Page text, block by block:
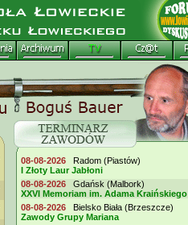
08-08-2026 Radom (Piastów)
I Złoty Laur Jabłoni
08-08-2026 Gdańsk (Malbork)
XXVI Memoriam im. Adama Kraińskiego
08-08-2026 Bielsko Biała (Brzeszcze)
Zawody Grupy Mariana